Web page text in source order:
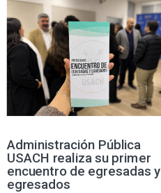
Administración Pública
USACH realiza su primer
encuentro de egresadas y
egresados